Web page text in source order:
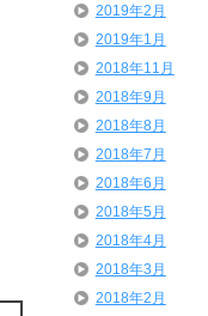
2019年2月
2019年1月
2018年11月
2018年9月
2018年8月
2018年7月
2018年6月
2018年5月
2018年4月
2018年3月
2018年2月